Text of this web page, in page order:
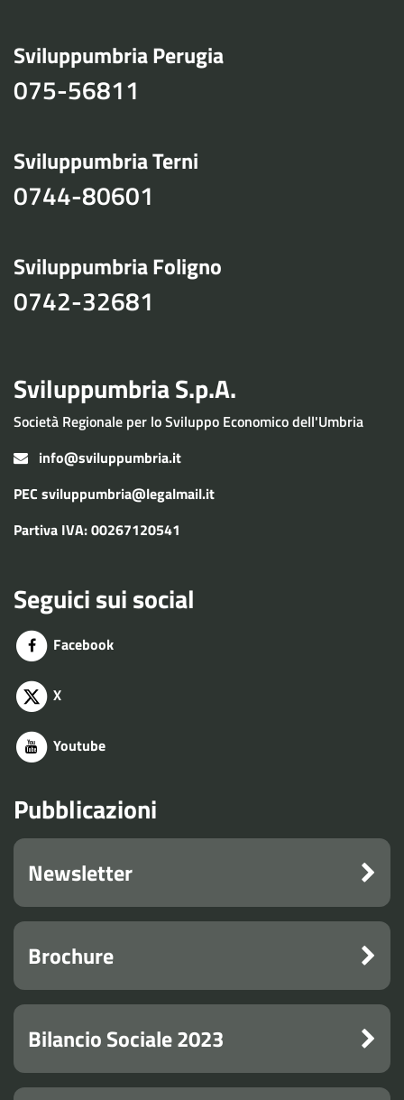
Sviluppumbria Perugia
075-56811
Sviluppumbria Terni
0744-80601
Sviluppumbria Foligno
0742-32681
Sviluppumbria S.p.A.
Società Regionale per lo Sviluppo Economico dell'Umbria
info@sviluppumbria.it
PEC sviluppumbria@legalmail.it
Partiva IVA: 00267120541
Seguici sui social
Facebook
X
Youtube
Pubblicazioni
Newsletter
Brochure
Bilancio Sociale 2023